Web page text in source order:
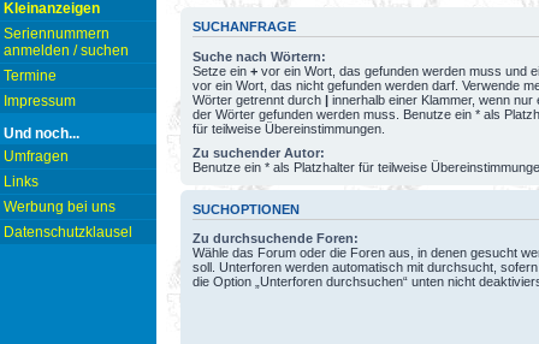
Kleinanzeigen
Seriennummern
anmelden / suchen
Termine
Impressum
Und noch...
Umfragen
Links
Werbung bei uns
Datenschutzklausel
SUCHANFRAGE
Suche nach Wörtern:
Setze ein + vor ein Wort, das gefunden werden muss und
vor ein Wort, das nicht gefunden werden darf. Verwende
Wörter getrennt durch | innerhalb einer Klammer, wenn nur
der Wörter gefunden werden muss. Benutze ein * als
für teilweise Übereinstimmungen.
Zu suchender Autor:
Benutze ein * als Platzhalter für teilweise
SUCHOPTIONEN
Zu durchsuchende Foren:
Wähle das Forum oder die Foren aus, in denen gesucht
soll. Unterforen werden automatisch mit durchsucht,
die Option „Unterforen durchsuchen“ unten nicht